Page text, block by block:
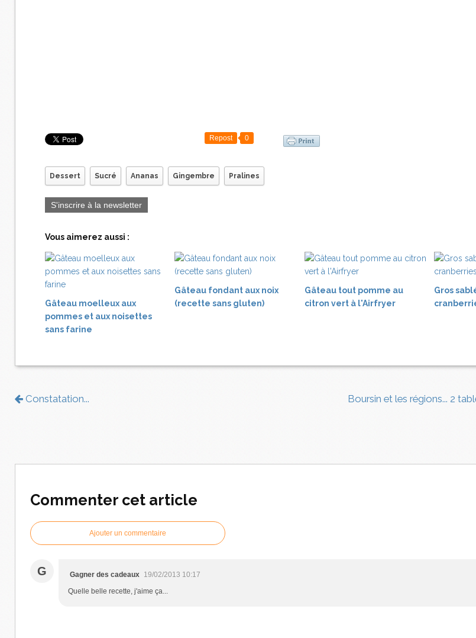
Repost 0
Dessert Sucré Ananas Gingembre Pralines
S'inscrire à la newsletter
Vous aimerez aussi :
Gâteau moelleux aux
pommes et aux noisettes
sans farine
Gâteau fondant aux noix
(recette sans gluten)
Gâteau tout pomme au
citron vert à l'Airfryer
Gros
Constatation... Boursin et les régions... 2
Commenter cet article
Ajouter un commentaire
G Gagner des cadeaux 19/02/2013 10:17
Quelle belle recette, j'aime ça...